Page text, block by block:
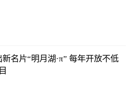
名片“明月湖·π” 每年开放不低